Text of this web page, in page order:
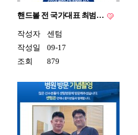
핸드볼 전 국가대표 최범…
작성자
센텀
작성일
09-17
조회
879